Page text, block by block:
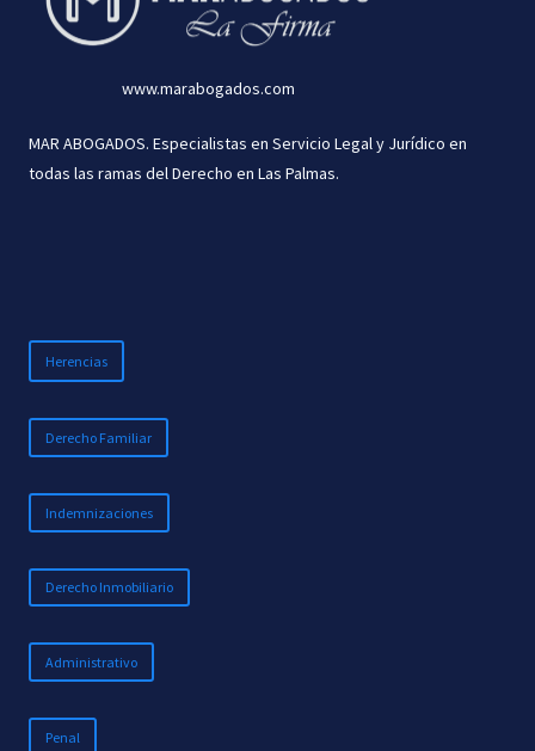
DE
www.marabogados.com
MAR ABOGADOS. Especialistas en Servicio Legal y Jurídico en
todas las ramas del Derecho en Las Palmas.
Herencias
Derecho Familiar
Indemnizaciones
Derecho Inmobiliario
Administrativo
Penal